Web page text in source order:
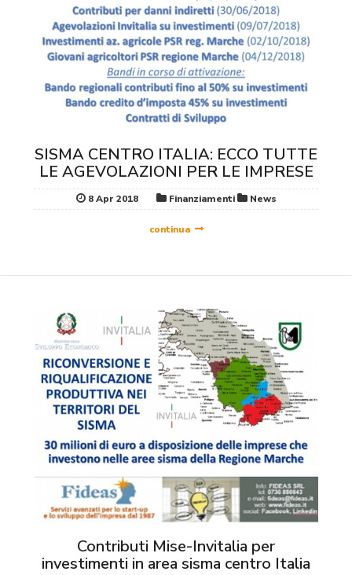
SISMA CENTRO ITALIA: ECCO TUTTE
LE AGEVOLAZIONI PER LE IMPRESE
8 Apr 2018 Finanziamenti News
continua
Contributi Mise-Invitalia per
investimenti in area sisma centro Italia